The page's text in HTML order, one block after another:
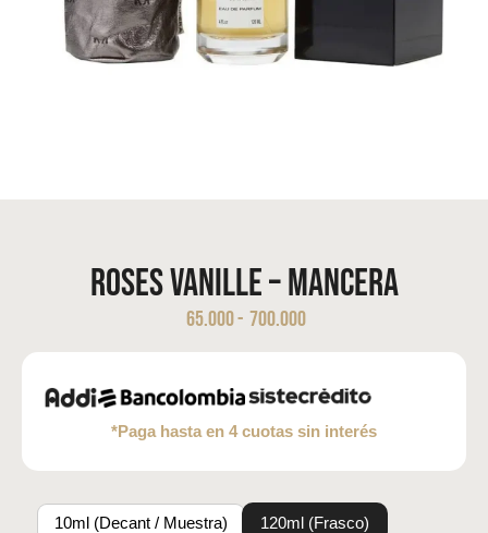
Roses Vanille – Mancera
65.000- 700.000
*Paga hasta en 4 cuotas sin interés
10ml (Decant / Muestra)
120ml (Frasco)